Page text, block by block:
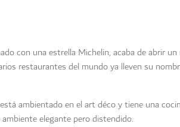
con una estrella Michelin, acaba de abrir
restaurantes del mundo ya lleven su
ambientado en el art déco y tiene una
elegante pero distendido.